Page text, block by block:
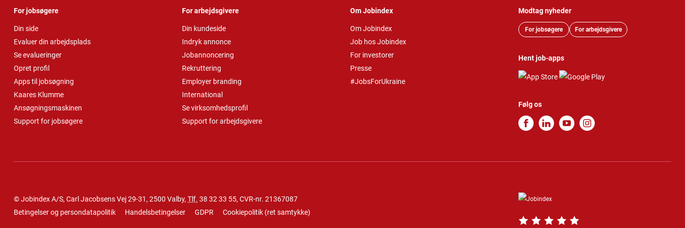
For jobsøgere
Din side
Evaluer din arbejdsplads
Se evalueringer
Opret profil
Apps til jobsøgning
Kaares Klumme
Ansøgningsmaskinen
Support for jobsøgere
For arbejdsgivere
Din kundeside
Indryk annonce
Jobannoncering
Rekruttering
Employer branding
International
Se virksomhedsprofil
Support for arbejdsgivere
Om Jobindex
Om Jobindex
Job hos Jobindex
For investorer
Presse
#JobsForUkraine
Modtag nyheder
For jobsøgere For arbejdsgivere
Hent job-apps
Følg os
© Jobindex A/S, Carl Jacobsens Vej 29-31, 2500 Valby, Tlf. 38 32 33 55, CVR-nr. 21367087
Betingelser og persondatapolitik
Handelsbetingelser GDPR Cookiepolitik (ret samtykke)